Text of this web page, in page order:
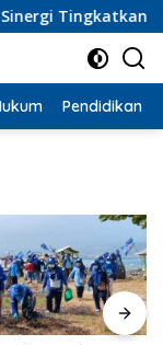
Tingkatkan
Pendidikan